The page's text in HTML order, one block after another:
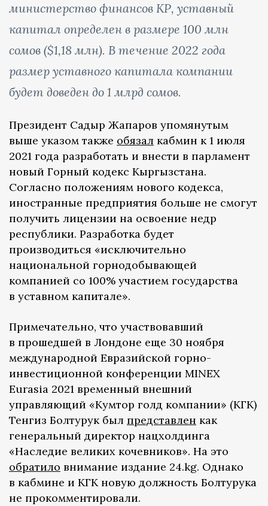
министерство финансов КР, уставный
капитал определен в размере 100 млн
сомов ($1,18 млн). В течение 2022 года
размер уставного капитала компании
будет доведен до 1 млрд сомов.
Президент Садыр Жапаров упомянутым
выше указом также обязал кабмин к 1 июля
2021 года разработать и внести в парламент
новый Горный кодекс Кыргызстана.
Согласно положениям нового кодекса,
иностранные предприятия больше не смогут
получить лицензии на освоение недр
республики. Разработка будет
производиться «исключительно
национальной горнодобывающей
компанией со 100% участием государства
в уставном капитале».
Примечательно, что участвовавший
в прошедшей в Лондоне еще 30 ноября
международной Евразийской горно-
инвестиционной конференции MINEX
Eurasia 2021 временный внешний
управляющий «Кумтор голд компании» (КГК)
Тенгиз Болтурук был представлен как
генеральный директор нацхолдинга
«Наследие великих кочевников». На это
обратило внимание издание 24.kg. Однако
в кабмине и КГК новую должность Болтурука
не прокомментировали.